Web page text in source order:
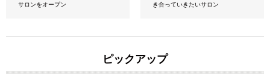
サロンをオープン
き合っていきたいサロン
ピックアップ